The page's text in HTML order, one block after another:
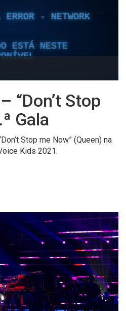
“Don’t Stop
Gala
Stop me Now” (Queen) na
Kids 2021.